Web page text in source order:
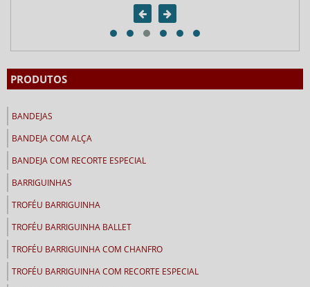
PRODUTOS
BANDEJAS
BANDEJA COM ALÇA
BANDEJA COM RECORTE ESPECIAL
BARRIGUINHAS
TROFÉU BARRIGUINHA
TROFÉU BARRIGUINHA BALLET
TROFÉU BARRIGUINHA COM CHANFRO
TROFÉU BARRIGUINHA COM RECORTE ESPECIAL